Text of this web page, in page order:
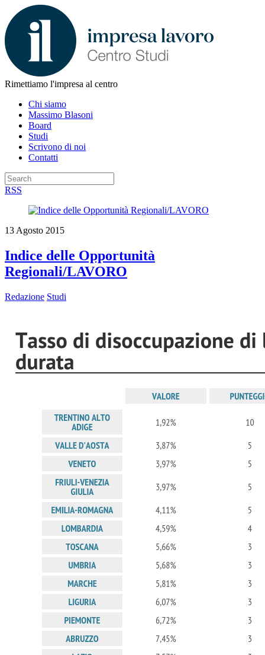
Rimettiamo l'impresa al centro
Chi siamo
Massimo Blasoni
Board
Studi
Scrivono di noi
Contatti
RSS
13 Agosto 2015
Indice delle Opportunità
Regionali/LAVORO
Redazione Studi